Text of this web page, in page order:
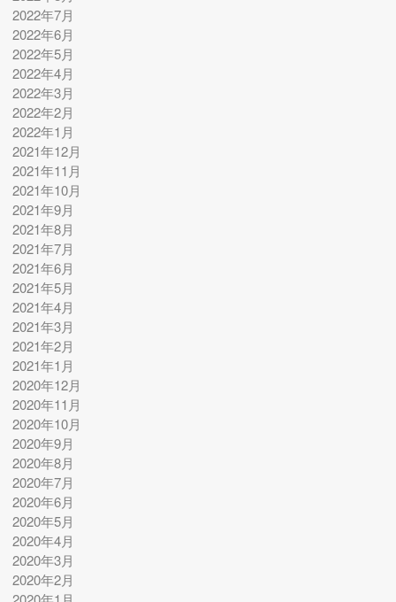
2022年7月
2022年6月
2022年5月
2022年4月
2022年3月
2022年2月
2022年1月
2021年12月
2021年11月
2021年10月
2021年9月
2021年8月
2021年7月
2021年6月
2021年5月
2021年4月
2021年3月
2021年2月
2021年1月
2020年12月
2020年11月
2020年10月
2020年9月
2020年8月
2020年7月
2020年6月
2020年5月
2020年4月
2020年3月
2020年2月